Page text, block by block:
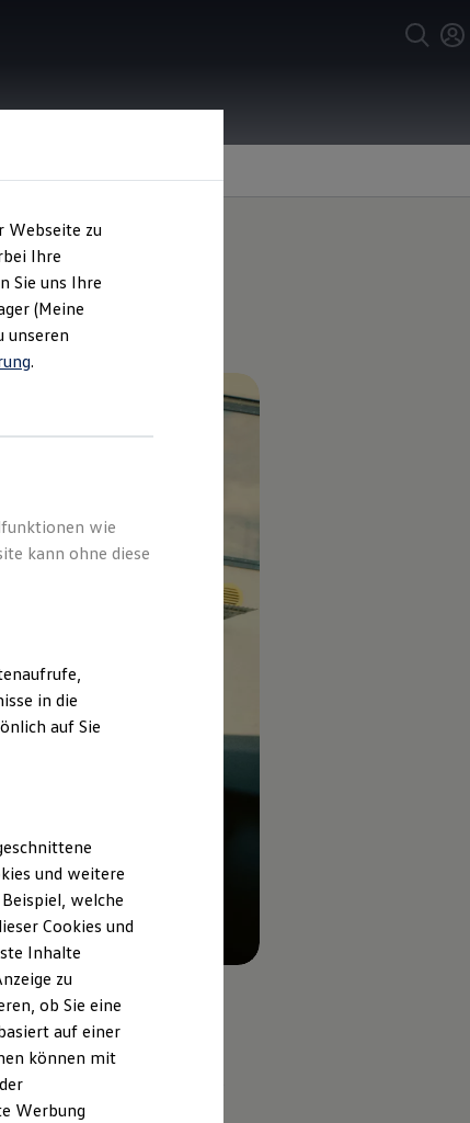
mit:
und lässt sich um nützliche
Webseite zu
Ihre
Sie uns Ihre
(Meine
unseren
.
wie
kann ohne diese
in die
auf Sie
und weitere
welche
Cookies und
Inhalte
zu
ob Sie eine
auf einer
können mit
Werbung